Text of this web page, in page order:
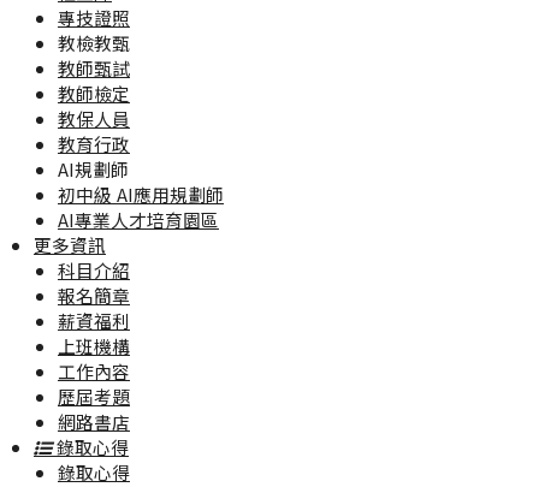
專技證照
教檢教甄
教師甄試
教師檢定
教保人員
教育行政
AI規劃師
初中級 AI應用規劃師
AI專業人才培育園區
更多資訊
科目介紹
報名簡章
薪資福利
上班機構
工作內容
歷屆考題
網路書店
錄取心得
錄取心得